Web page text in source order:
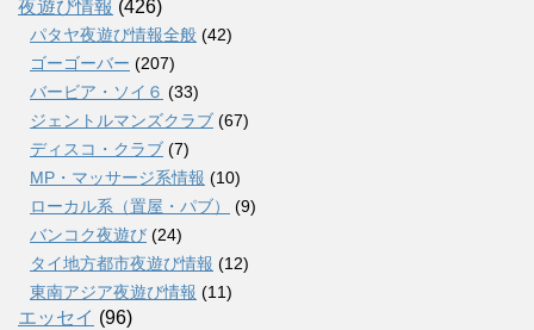
夜遊び情報 (426)
パタヤ夜遊び情報全般 (42)
ゴーゴーバー (207)
バービア・ソイ６ (33)
ジェントルマンズクラブ (67)
ディスコ・クラブ (7)
MP・マッサージ系情報 (10)
ローカル系（置屋・パブ）
(9)
バンコク夜遊び (24)
タイ地方都市夜遊び情報 (12)
東南アジア夜遊び情報 (11)
エッセイ (96)